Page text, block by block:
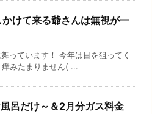
けて来る爺さんは無視が一
っています！ 今年は目を狙ってく
痒みたまりません( ...
呂だけ～＆2月分ガス料金